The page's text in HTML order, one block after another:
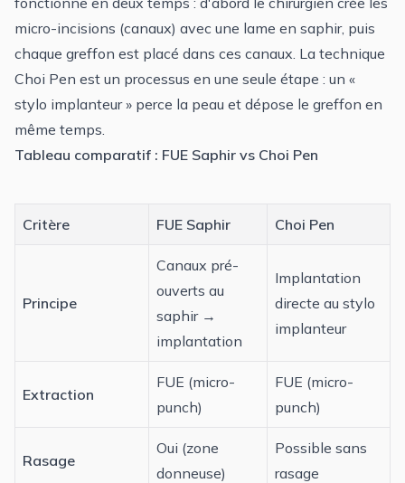
micro-incisions (canaux) avec une lame en saphir, puis
chaque greffon est placé dans ces canaux. La technique
Choi Pen est un processus en une seule étape : un «
stylo implanteur » perce la peau et dépose le greffon en
même temps.
Tableau comparatif : FUE Saphir vs Choi Pen
Critère FUE Saphir Choi Pen
Principe
Canaux pré-
ouverts au
saphir →
implantation
Implantation
directe au stylo
implanteur
Extraction
FUE (micro-
punch)
FUE (micro-
punch)
Rasage
Oui (zone
donneuse)
Possible sans
rasage